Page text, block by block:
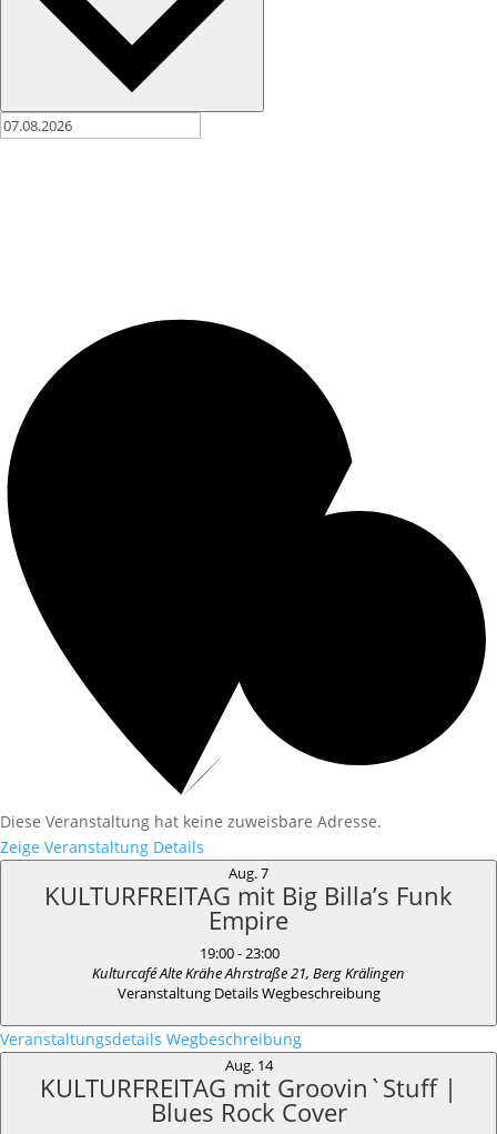
Diese Veranstaltung hat keine zuweisbare Adresse.
Zeige Veranstaltung Details
Aug.7
KULTURFREITAG mit Big Billa’s Funk
Empire
19:00-23:00
Kulturcafé Alte Krähe
Ahrstraße 21, Berg Krälingen
Veranstaltung DetailsWegbeschreibung
Veranstaltungsdetails Wegbeschreibung
Aug. 14
KULTURFREITAG mit Groovin`Stuff |
Blues Rock Cover